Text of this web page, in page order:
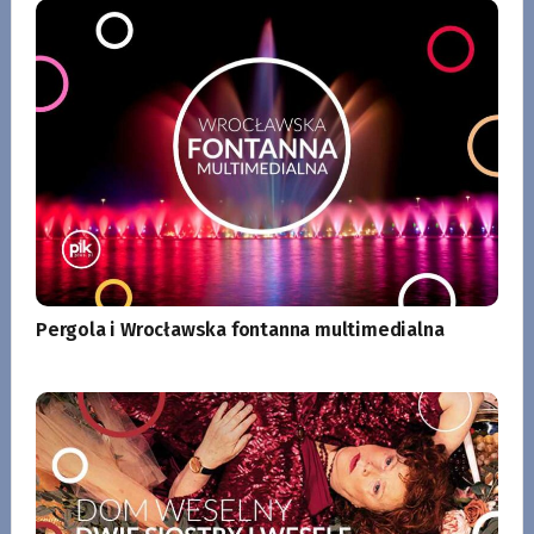
Pergola i Wrocławska fontanna multimedialna